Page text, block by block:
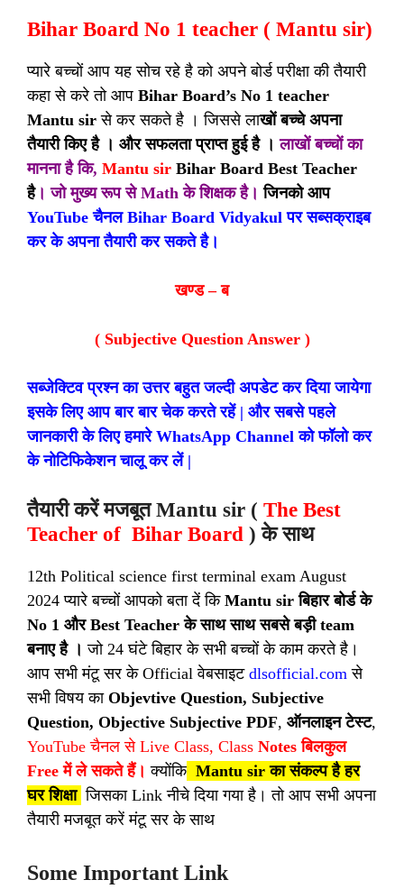
Bihar Board No 1 teacher ( Mantu sir)
प्यारे बच्चों आप यह सोच रहे है को अपने बोर्ड परीक्षा की तैयारी
कहा से करे तो आप Bihar Board’s No 1 teacher
Mantu sir से कर सकते है । जिससे लाखों बच्चे अपना
तैयारी किए है । और सफलता प्राप्त हुई है । लाखों बच्चों का
मानना है कि, Mantu sir Bihar Board Best Teacher
है। जो मुख्य रूप से Math के शिक्षक है।जिनको आप
YouTube चैनल Bihar Board Vidyakul पर सब्सक्राइब
कर के अपना तैयारी कर सकते है।
खण्ड – ब
( Subjective Question Answer )
सब्जेक्टिव प्रश्न का उत्तर बहुत जल्दी अपडेट कर दिया जायेगा
इसके लिए आप बार बार चेक करते रहें | और सबसे पहले
जानकारी के लिए हमारे WhatsApp Channel को फॉलो कर
के नोटिफिकेशन चालू कर लें |
तैयारी करें मजबूत Mantu sir ( The Best
Teacher of Bihar Board ) के साथ
12th Political science first terminal exam August
2024 प्यारे बच्चों आपको बता दें कि Mantu sir बिहार बोर्ड के
No 1 और Best Teacher के साथ साथ सबसे बड़ी team
बनाए है । जो 24 घंटे बिहार के सभी बच्चों के काम करते है।
आप सभी मंटू सर के Official वेबसाइटdlsofficial.com से
सभी विषय का Objevtive Question, Subjective
Question, Objective Subjective PDF, ऑनलाइन टेस्ट,
YouTube चैनल से Live Class, Class Notes बिलकुल
Free में ले सकते हैं। क्योंकि Mantu sir का संकल्प है हर
घर शिक्षा जिसका Link नीचे दिया गया है। तो आप सभी अपना
तैयारी मजबूत करें मंटू सर के साथ
Some Important Link